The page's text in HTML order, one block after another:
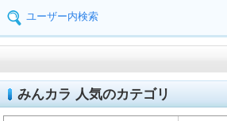
ユーザー内検索
みんカラ 人気のカテゴリ